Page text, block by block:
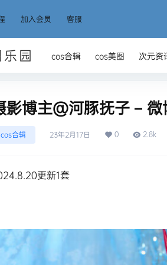
加入会员 客服
园 cos合辑 cos美图 次元资
影博主@河豚抚子 –
cos合辑 23年2月17日 0 2.8k
更新1套